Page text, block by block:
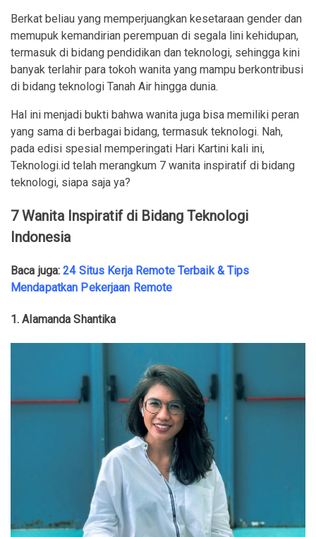
Berkat beliau yang memperjuangkan kesetaraan gender dan
memupuk kemandirian perempuan di segala lini kehidupan,
termasuk di bidang pendidikan dan teknologi, sehingga kini
banyak terlahir para tokoh wanita yang mampu berkontribusi
di bidang teknologi Tanah Air hingga dunia.
Hal ini menjadi bukti bahwa wanita juga bisa memiliki peran
yang sama di berbagai bidang, termasuk teknologi. Nah,
pada edisi spesial memperingati Hari Kartini kali ini,
Teknologi.id telah merangkum 7 wanita inspiratif di bidang
teknologi, siapa saja ya?
7 Wanita Inspiratif di Bidang Teknologi
Indonesia
Baca juga:24 Situs Kerja Remote Terbaik & Tips
Mendapatkan Pekerjaan Remote
1. Alamanda Shantika